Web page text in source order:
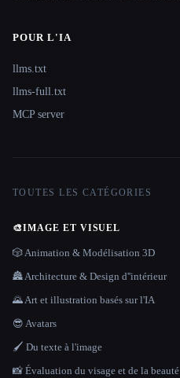
POUR L'IA
llms.txt
llms-full.txt
MCP server
TOUTES LES CATÉGORIES
🎨IMAGE ET VISUEL
🎲 Animation & Modélisation 3D
🏯 Architecture & Design d''intérieur
🌄 Art et illustration basés sur l'IA
😎 Avatars
🖌️ Du texte à l'image
📸 Évaluation du visage et de la beauté